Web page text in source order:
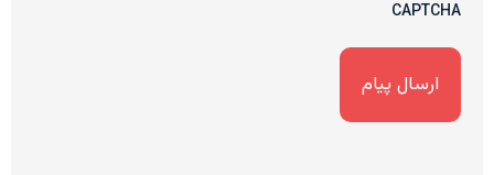
CAPTCHA